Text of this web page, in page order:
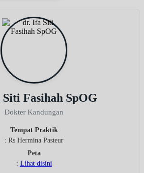
Fasihah SpOG
Dokter Kandungan
Tempat Praktik
: Rs Hermina Pasteur
Peta
: Lihat disini